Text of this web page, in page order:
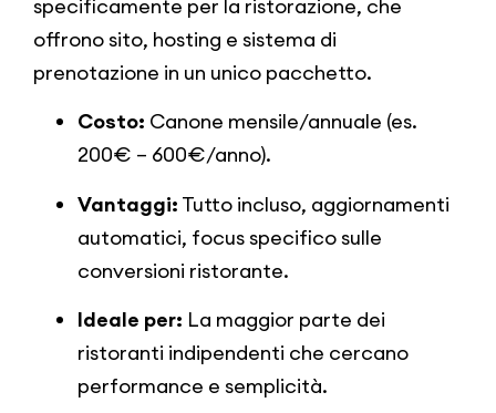
specificamente per la ristorazione, che
offrono sito, hosting e sistema di
prenotazione in un unico pacchetto.
Costo: Canone mensile/annuale (es.
200€ – 600€/anno).
Vantaggi: Tutto incluso, aggiornamenti
automatici, focus specifico sulle
conversioni ristorante.
Ideale per: La maggior parte dei
ristoranti indipendenti che cercano
performance e semplicità.